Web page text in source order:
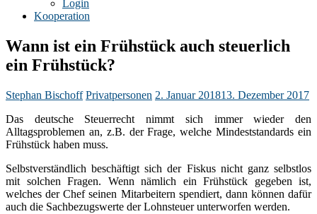
Login
Kooperation
Wann ist ein Frühstück auch steuerlich
ein Frühstück?
Stephan Bischoff Privatpersonen 2. Januar 201813. Dezember 2017
Das deutsche Steuerrecht nimmt sich immer wieder den
Alltagsproblemen an, z.B. der Frage, welche Mindeststandards ein
Frühstück haben muss.
Selbstverständlich beschäftigt sich der Fiskus nicht ganz selbstlos
mit solchen Fragen. Wenn nämlich ein Frühstück gegeben ist,
welches der Chef seinen Mitarbeitern spendiert, dann können dafür
auch die Sachbezugswerte der Lohnsteuer unterworfen werden.